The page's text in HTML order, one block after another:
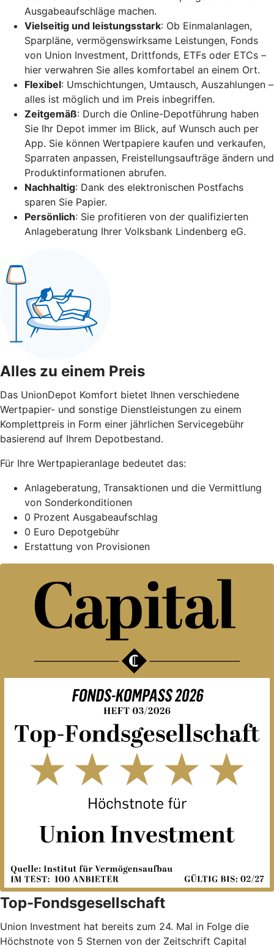
Ausgabeaufschläge machen.
Vielseitig und leistungsstark: Ob Einmalanlagen,
Sparpläne, vermögenswirksame Leistungen, Fonds
von Union Investment, Drittfonds, ETFs oder ETCs –
hier verwahren Sie alles komfortabel an einem Ort.
Flexibel: Umschichtungen, Umtausch, Auszahlungen –
alles ist möglich und im Preis inbegriffen.
Zeitgemäß: Durch die Online-Depotführung haben
Sie Ihr Depot immer im Blick, auf Wunsch auch per
App. Sie können Wertpapiere kaufen und verkaufen,
Sparraten anpassen, Freistellungsaufträge ändern und
Produktinformationen abrufen.
Nachhaltig: Dank des elektronischen Postfachs
sparen Sie Papier.
Persönlich: Sie profitieren von der qualifizierten
Anlageberatung Ihrer Volksbank Lindenberg eG.
Alles zu einem Preis
Das UnionDepot Komfort bietet Ihnen verschiedene
Wertpapier- und sonstige Dienstleistungen zu einem
Komplettpreis in Form einer jährlichen Servicegebühr
basierend auf Ihrem Depotbestand.
Für Ihre Wertpapieranlage bedeutet das:
Anlageberatung, Transaktionen und die Vermittlung
von Sonderkonditionen
0 Prozent Ausgabeaufschlag
0 Euro Depotgebühr
Erstattung von Provisionen
Top-Fondsgesellschaft
Union Investment hat bereits zum 24. Mal in Folge die
Höchstnote von 5 Sternen von der Zeitschrift Capital